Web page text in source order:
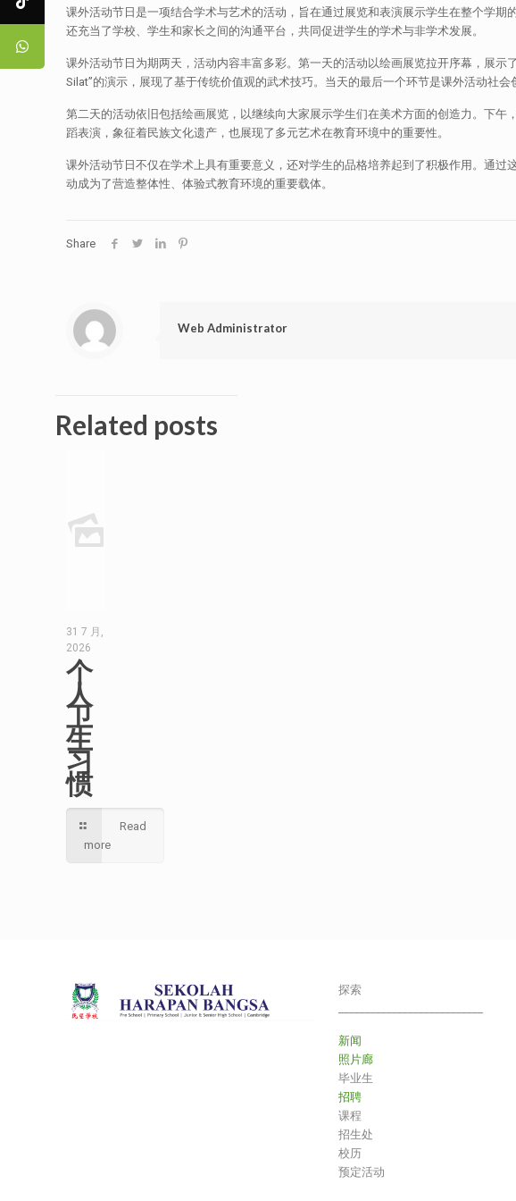
课外活动节日是一项结合学术与艺术的活动，旨在通过展览和表演展示学生在整个学
还充当了学校、学生和家长之间的沟通平台，共同促进学生的学术与非学术发展。
课外活动节日为期两天，活动内容丰富多彩。第一天的活动以绘画展览拉开序幕，展
Silat”的演示，展现了基于传统价值观的武术技巧。当天的最后一个环节是课外活动社
第二天的活动依旧包括绘画展览，以继续向大家展示学生们在美术方面的创造力。下
蹈表演，象征着民族文化遗产，也展现了多元艺术在教育环境中的重要性。
课外活动节日不仅在学术上具有重要意义，还对学生的品格培养起到了积极作用。通
动成为了营造整体性、体验式教育环境的重要载体。
Share
Web Administrator
Related posts
31 7 月,
2026
个
人
卫
生
习
惯
Read
more
探索
新闻
照片廊
毕业生
招聘
课程
招生处
校历
预定活动